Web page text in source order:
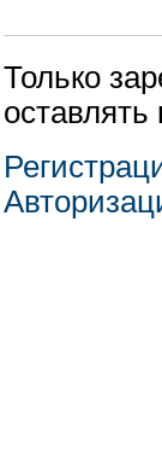
Только